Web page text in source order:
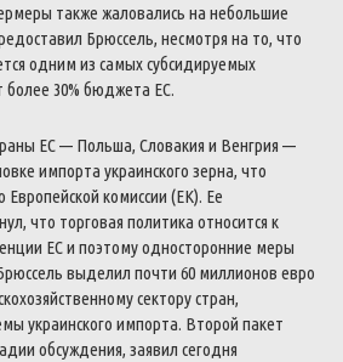
также жаловались на небольшие
Брюссель, несмотря на то, что
одним из самыхсубсидируемых
более 30% бюджета ЕС.
ЕС— Польша, Словакия и Венгрия —
импорта украинского зерна, что
Европейской комиссии (ЕК). Ее
, что торговая политика относится к
ЕСи поэтомуодносторонние меры
выделил почти 60 миллионов евро
секторустран,
украинского импорта. Второй пакет
обсуждения, заявил сегодня